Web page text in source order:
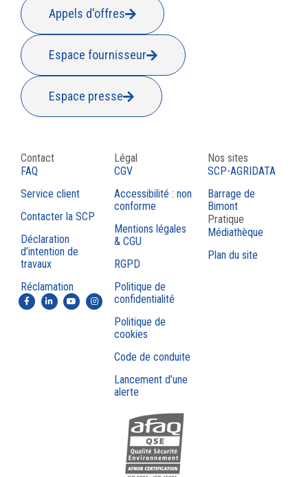
Appels d'offres
Espace fournisseur
Espace presse
Contact
FAQ
Service client
Contacter la SCP
Déclaration
d’intention de
travaux
Réclamation
Légal
CGV
Accessibilité : non
conforme
Mentions légales
& CGU
RGPD
Politique de
confidentialité
Politique de
cookies
Code de conduite
Lancement d’une
alerte
Nos sites
SCP-AGRIDATA
Barrage de
Bimont
Pratique
Médiathèque
Plan du site